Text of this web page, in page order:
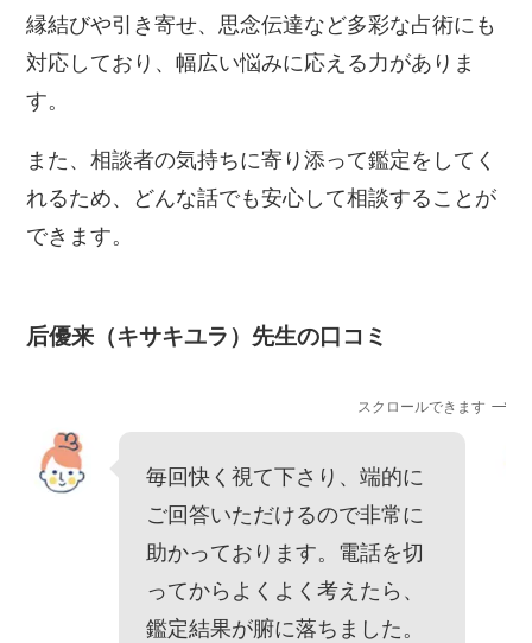
縁結びや引き寄せ、思念伝達など多彩な占術にも
対応しており、幅広い悩みに応える力がありま
す。
また、相談者の気持ちに寄り添って鑑定をしてく
れるため、どんな話でも安心して相談することが
できます。
后優来（キサキユラ）先生の口コミ
スクロールできます
毎回快く視て下さり、端的に
ご回答いただけるので非常に
助かっております。電話を切
ってからよくよく考えたら、
鑑定結果が腑に落ちました。